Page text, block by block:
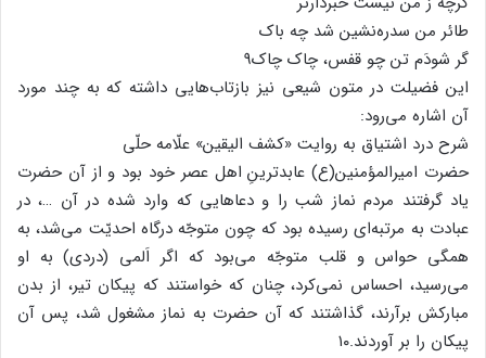
طائر من سدره‌نشین شد چه باک
گر شودَم تن چو قفس، چاک چاک۹
این فضیلت در متون شیعی نیز بازتاب‌هایی داشته که به چند مورد
آن اشاره می‌رود:
شرح درد اشتیاق به روایت «کشف الیقین» علّامه حلّی
حضرت امیرالمؤمنین(ع) عابدترینِ اهل عصر خود بود و از آن حضرت
یاد گرفتند مردم نماز شب را و دعاهایی که وارد شده در آن …، در
عبادت به مرتبه‌ای رسیده بود که چون متوجّه درگاه احدیّت می‌شد، به
همگی حواس و قلب متوجّه می‌بود که اگر اَلمی (دردی) به او
می‌رسید، احساس نمی‌کرد، چنان که خواستند که پیکان تیر، از بدن
مبارکش برآرند، گذاشتند که آن حضرت به نماز مشغول شد، پس آن
پیکان را بر آوردند.۱۰